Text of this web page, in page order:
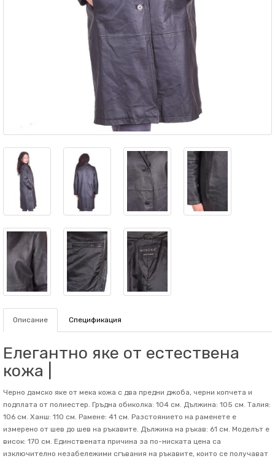
Описание Спецификация
Елегантно яке от естествена
кожа |
Черно дамско яке от мека кожа с два предни джоба, черни копчета и
подплата от полиестер. Гръдна обиколка: 104 см. Дължина: 105 см. Талия:
106 см. Ханш: 110 см. Рамене: 41 см. Разстоянието на раменете е
измерено от шев до шев на ръкавите. Дължина на ръкав: 61 см. Mоделът е
висок: 170 см. Единствената причина за по-ниската цена са
изключително незабележими сгъвания на ръкавите, които се получават